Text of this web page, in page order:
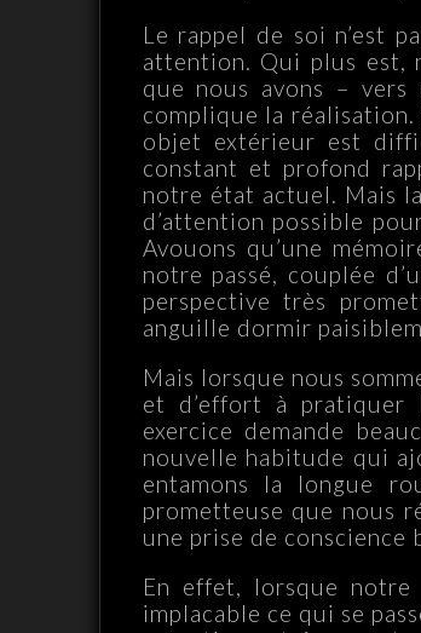
Le rappel de soi n’est
attention. Qui plus est,
que nous avons –
complique la
objet extérieur est
constant et profond
notre état actuel. Mais
d’attention possible
Avouons qu’une
notre passé, couplée
perspective très
anguille dormir
Mais lorsque nous
et d’effort à pratiquer
exercice demande
nouvelle habitude qui
entamons la longue
prometteuse que nous
une prise de conscience
En effet, lorsque
implacable ce qui se